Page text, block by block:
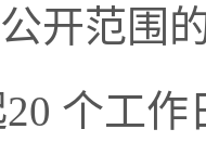
开范围
个工